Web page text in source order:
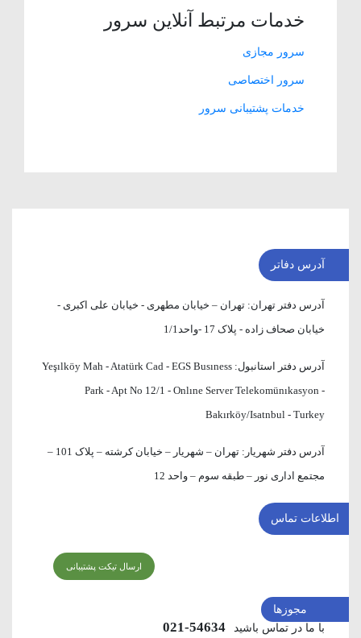
خدمات مرتبط آنلاین سرور
سرور مجازی
سرور اختصاصی
خدمات پشتیبانی سرور
آدرس دفاتر
آدرس دفتر تهران: تهران – خیابان مطهری - خیابان علی اکبری -
خیابان صحاف زاده - پلاک 17 -واحد1/1
آدرس دفتر استانبول: Yeşılköy Mah - Atatürk Cad - EGS Busıness
Park - Apt No 12/1 - Onlıne Server Telekomünıkasyon -
Bakırköy/Isatnbul - Turkey
آدرس دفتر شهریار:
تهران – شهریار – خیابان کرشته – پلاک 101 –
مجتمع اداری نور – طبقه سوم – واحد 12
اطلاعات تماس
ارسال تیکت پشتیبانی
با ما در تماس باشید 54634-021
مجوزها